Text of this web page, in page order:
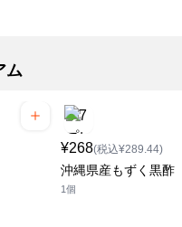
ム
¥268(税込¥289.44)
沖縄県産もずく黒酢
1個